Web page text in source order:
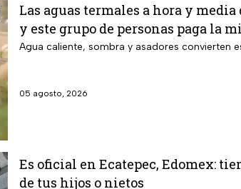
Las aguas termales a hora y
y este grupo de personas paga la
Agua caliente, sombra y asadores convierten
05 agosto, 2026
Es oficial en Ecatepec, Edomex:
de tus hijos o nietos